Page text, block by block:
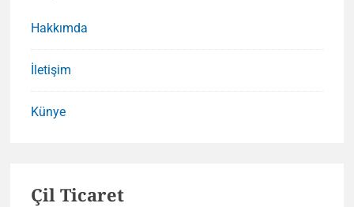
Hakkımda
İletişim
Künye
Çil Ticaret